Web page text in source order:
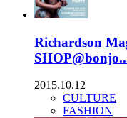
Richardson
2015.10.12
CULTURE
FASHION